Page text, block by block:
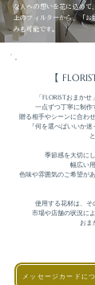
な人への想いを花に込めて
上のフィルターから、「
みも可能です。
【
「FLORISTおまか
一点ずつ丁寧に制作
贈る相手やシーンに合わ
『何を選べばいいか
季節感を大切に
幅広い
色味や雰囲気のご希望が
使用する花材は、そ
市場や店舗の状況に
おま
メッセージカードに